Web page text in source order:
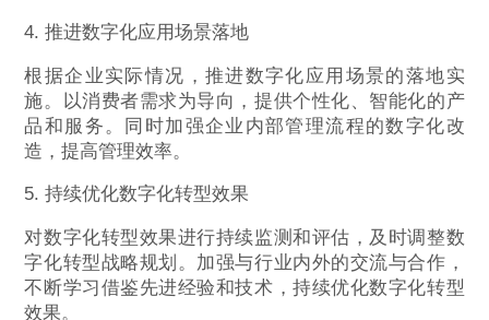
4. 推进数字化应用场景落地
根据企业实际情况，推进数字化应用场景的落地实
施。以消费者需求为导向，提供个性化、智能化的产
品和服务。同时加强企业内部管理流程的数字化改
造，提高管理效率。
5. 持续优化数字化转型效果
对数字化转型效果进行持续监测和评估，及时调整数
字化转型战略规划。加强与行业内外的交流与合作，
不断学习借鉴先进经验和技术，持续优化数字化转型
效果。